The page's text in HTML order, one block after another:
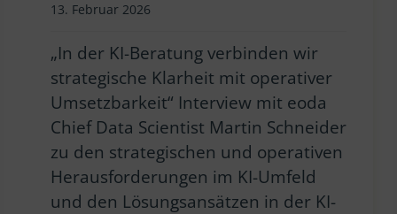
13. Februar 2026
„In der KI-Beratung verbinden wir
strategische Klarheit mit operativer
Umsetzbarkeit“ Interview mit eoda
Chief Data Scientist Martin Schneider
zu den strategischen und operativen
Herausforderungen im KI-Umfeld
und den Lösungsansätzen in der KI-